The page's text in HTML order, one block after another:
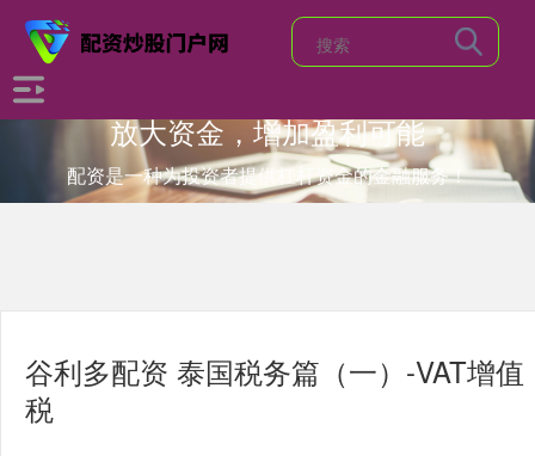
放大资金，增加盈利可能
配资是一种为投资者提供杠杆资金的金融服务！
谷利多配资 泰国税务篇（一）-VAT增值
税